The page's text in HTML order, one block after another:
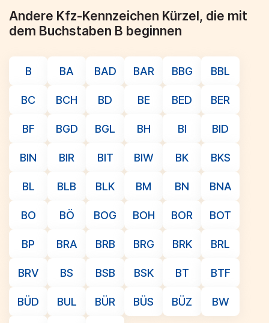
Andere Kfz-Kennzeichen Kürzel, die mit
dem Buchstaben B beginnen
B BA BAD BAR BBG BBL
BC BCH BD BE BED BER
BF BGD BGL BH BI BID
BIN BIR BIT BIW BK BKS
BL BLB BLK BM BN BNA
BO BÖ BOG BOH BOR BOT
BP BRA BRB BRG BRK BRL
BRV BS BSB BSK BT BTF
BÜD BUL BÜR BÜS BÜZ BW